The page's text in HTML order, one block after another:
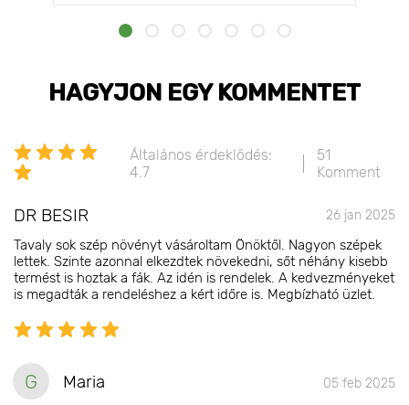
HAGYJON EGY KOMMENTET
Általános érdeklődés:
4.7
51
Komment
DR BESIR 26 jan 2025
Tavaly sok szép növényt vásároltam Önöktől. Nagyon szépek
lettek. Szinte azonnal elkezdtek növekedni, sőt néhány kisebb
termést is hoztak a fák. Az idén is rendelek. A kedvezményeket
is megadták a rendeléshez a kért időre is. Megbízható üzlet.
G Maria 05 feb 2025